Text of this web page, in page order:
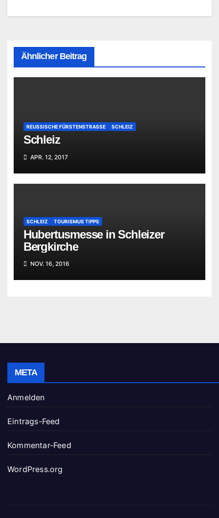
Ähnlicher Beitrag
REUSSISCHE FÜRSTENSTRASSE SCHLEIZ
Schleiz
APR. 12, 2017
SCHLEIZ TOURISMUS TIPPS
Hubertusmesse in Schleizer
Bergkirche
NOV. 16, 2016
META
Anmelden
Eintrags-Feed
Kommentar-Feed
WordPress.org